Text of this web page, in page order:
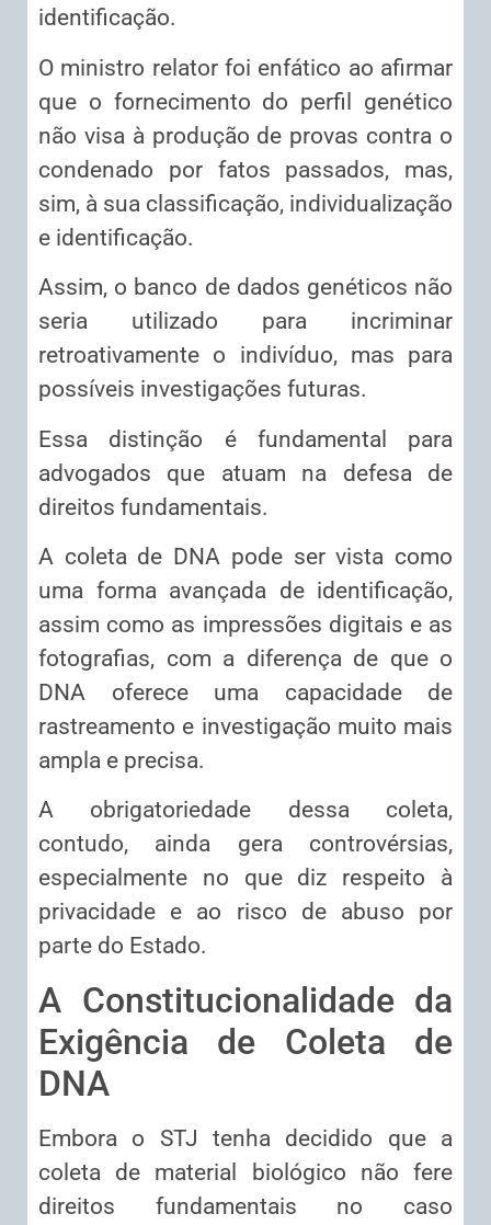
identificação.
O ministro relator foi enfático ao afirmar
que o fornecimento do perfil genético
não visa à produção de provas contra o
condenado por fatos passados, mas,
sim, à sua classificação, individualização
e identificação.
Assim, o banco de dados genéticos não
seria utilizado para incriminar
retroativamente o indivíduo, mas para
possíveis investigações futuras.
Essa distinção é fundamental para
advogados que atuam na defesa de
direitos fundamentais.
A coleta de DNA pode ser vista como
uma forma avançada de identificação,
assim como as impressões digitais e as
fotografias, com a diferença de que o
DNA oferece uma capacidade de
rastreamento e investigação muito mais
ampla e precisa.
A obrigatoriedade dessa coleta,
contudo, ainda gera controvérsias,
especialmente no que diz respeito à
privacidade e ao risco de abuso por
parte do Estado.
A Constitucionalidade da
Exigência de Coleta de
DNA
Embora o STJ tenha decidido que a
coleta de material biológico não fere
direitos fundamentais no caso